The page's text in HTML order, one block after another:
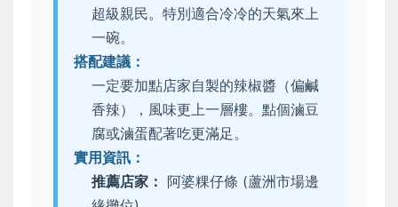
超級親民。特別適合冷冷的天氣來上
一碗。
搭配建議：
一定要加點店家自製的辣椒醬（偏鹹
香辣），風味更上一層樓。點個滷豆
腐或滷蛋配著吃更滿足。
實用資訊：
推薦店家： 阿婆粿仔條 (蘆洲市場邊